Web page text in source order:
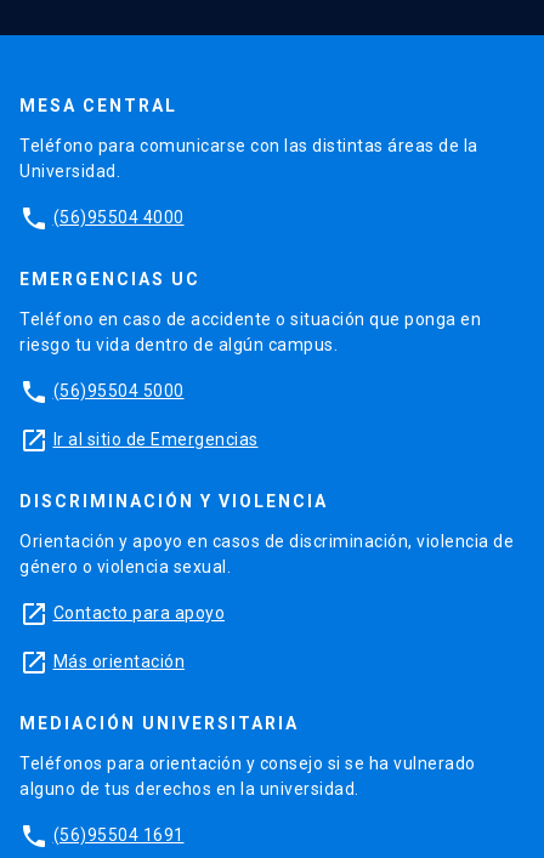
MESA CENTRAL
Teléfono para comunicarse con las distintas áreas de la
Universidad.
phone (56)95504 4000
EMERGENCIAS UC
Teléfono en caso de accidente o situación que ponga en
riesgo tu vida dentro de algún campus.
phone (56)95504 5000
launch Ir al sitio de Emergencias
DISCRIMINACIÓN Y VIOLENCIA
Orientación y apoyo en casos de discriminación, violencia de
género o violencia sexual.
launch Contacto para apoyo
launch Más orientación
MEDIACIÓN UNIVERSITARIA
Teléfonos para orientación y consejo si se ha vulnerado
alguno de tus derechos en la universidad.
phone (56)95504 1691